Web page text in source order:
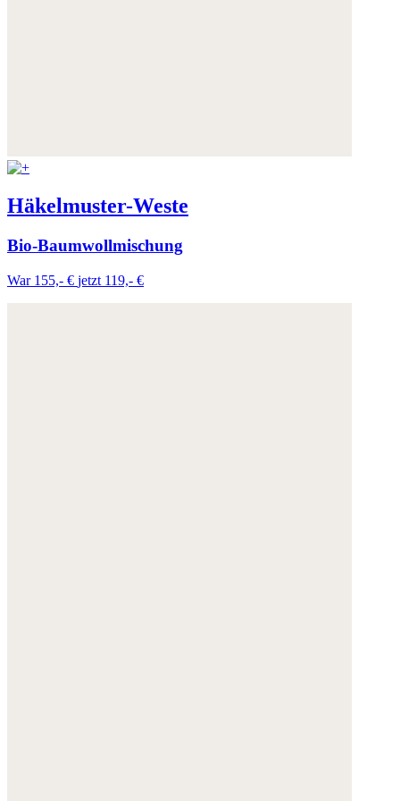
Häkelmuster-Weste
Bio-Baumwollmischung
War 155,- € jetzt 119,- €